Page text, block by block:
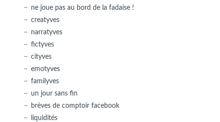
ne joue pas au bord de la fadaise !
creatyves
narratyves
fictyves
cityves
emotyves
familyves
un jour sans fin
brèves de comptoir facebook
liquidités